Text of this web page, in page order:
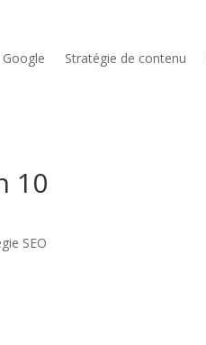
Google Stratégie de contenu
10
SEO